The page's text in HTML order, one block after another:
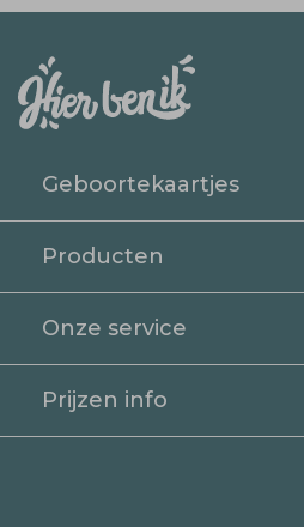
Geboortekaartjes
Producten
Onze service
Prijzen info